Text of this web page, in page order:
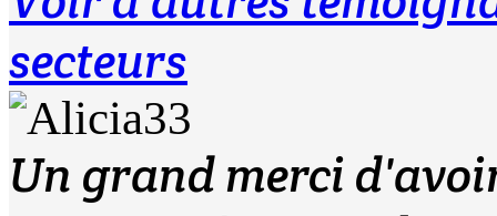
secteurs
Un grand merci